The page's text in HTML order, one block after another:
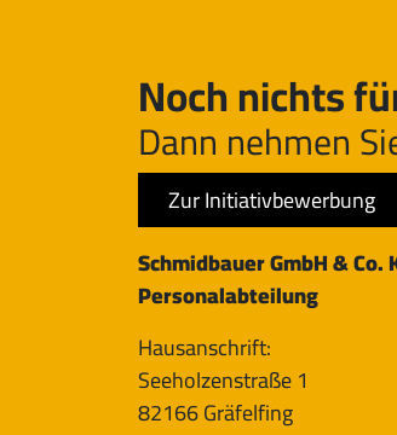
Noch nichts
Dann nehmen
Zur Initiativbewerbung
Schmidbauer GmbH & Co.
Personalabteilung
Hausanschrift:
Seeholzenstraße 1
82166 Gräfelfing